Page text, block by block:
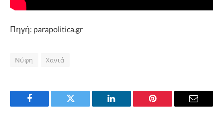
Πηγή: parapolitica.gr
Νύφη Χανιά
Facebook Twitter LinkedIn Pinterest Email